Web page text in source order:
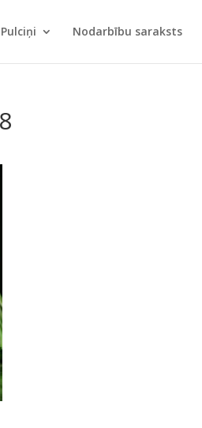
Pulciņi Nodarbību saraksts